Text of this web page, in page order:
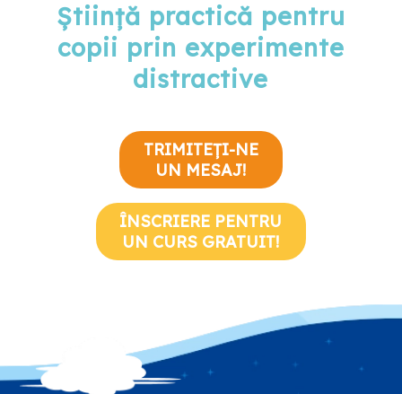
Știință practică pentru
copii prin experimente
distractive
TRIMITEȚI-NE
UN MESAJ!
ÎNSCRIERE PENTRU
UN CURS GRATUIT!